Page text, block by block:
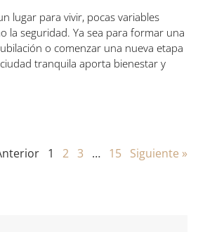
lugar para vivir, pocas variables
la seguridad. Ya sea para formar una
o comenzar una nueva etapa
tranquila aporta bienestar y
1 2 3 … 15 Siguiente »